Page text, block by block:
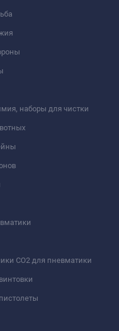
наборы для чистки
СО2 для пневматики